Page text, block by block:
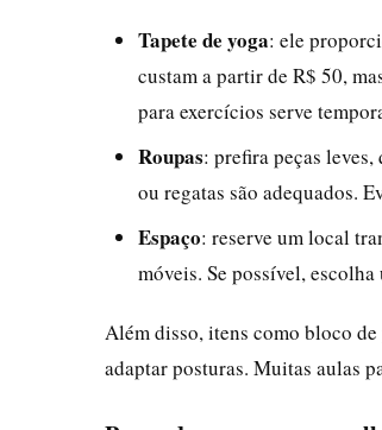
Tapete de yoga: ele
custam a partir de R$ 50,
para exercícios serve
Roupas: prefira peças
ou regatas são adequados.
Espaço: reserve um local
móveis. Se possível,
Além disso, itens como bloco
adaptar posturas. Muitas aulas